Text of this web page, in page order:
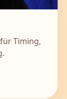
Timing,